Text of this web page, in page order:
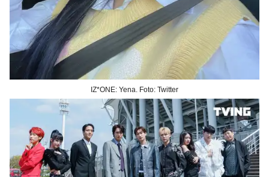
IZ*ONE: Yena. Foto: Twitter